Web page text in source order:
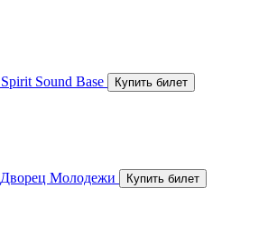
Spirit Sound Base
Дворец Молодежи